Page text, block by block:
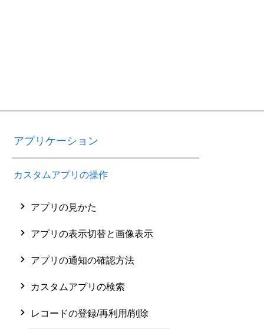
アプリケーション
カスタムアプリの操作
アプリの見かた
アプリの表示切替と画像表示
アプリの通知の確認方法
カスタムアプリの検索
レコードの登録/再利用/削除